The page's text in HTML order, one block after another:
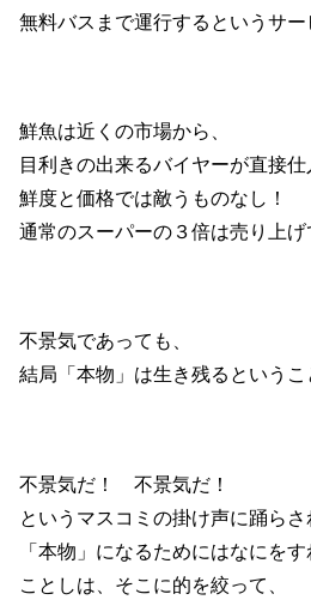
無料バスまで運行するというサー
鮮魚は近くの市場から、
目利きの出来るバイヤーが直接仕
鮮度と価格では敵うものなし！
通常のスーパーの３倍は売り上げ
不景気であっても、
結局「本物」は生き残るというこ
不景気だ！ 不景気だ！
というマスコミの掛け声に踊らさ
「本物」になるためにはなにを
ことしは、そこに的を絞って、